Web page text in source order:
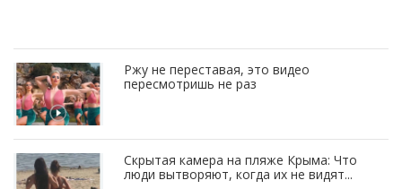
Ржу не переставая, это видео
пересмотришь не раз
Скрытая камера на пляже Крыма: Что
люди вытворяют, когда их не видят...